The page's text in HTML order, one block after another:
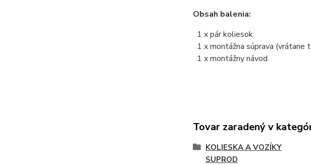
Obsah balenia:
1 x pár koliesok
1 x montážna súprava (vrátane
1 x montážny návod
Tovar zaradený v
KOLIESKA A VOZÍKY
SUPROD